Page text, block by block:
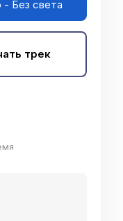
- Без света
трек